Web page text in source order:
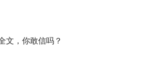
文，你敢信吗？